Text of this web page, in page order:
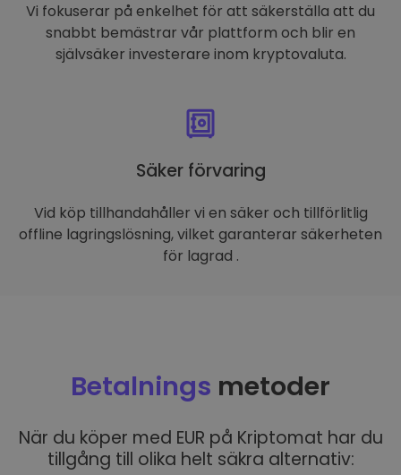
Vi fokuserar på enkelhet för att säkerställa att du
snabbt bemästrar vår plattform och blir en
självsäker investerare inom kryptovaluta.
Säker förvaring
Vid köp tillhandahåller vi en säker och tillförlitlig
offline lagringslösning, vilket garanterar säkerheten
för lagrad .
Betalnings metoder
När du köper med EUR på Kriptomat har du
tillgång till olika helt säkra alternativ: